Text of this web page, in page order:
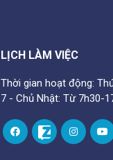
LỊCH LÀM VIỆC
Thời gian hoạt động:
7 - Chủ Nhật: Từ 7h30-